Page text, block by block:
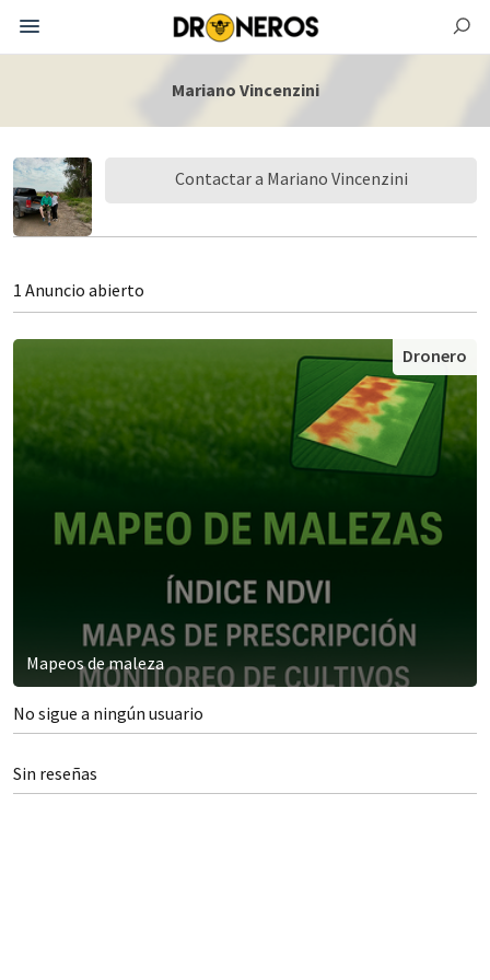
Mariano Vincenzini
Contactar a Mariano Vincenzini
1 Anuncio abierto
Mapeos de maleza
Dronero
No sigue a ningún usuario
Sin reseñas